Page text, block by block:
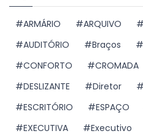
ARMÁRIO ARQUIVO
AUDITÓRIO
Braços
CONFORTO
CROMADA
DESLIZANTE
Diretor
ESCRITÓRIO
ESPAÇO
EXECUTIVA
Executivo